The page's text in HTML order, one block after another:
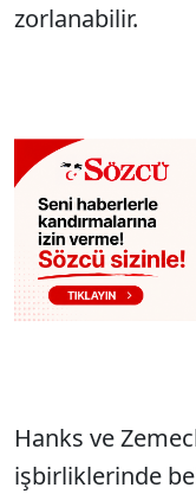
zorlanabilir.
Hanks ve
işbirliklerinde